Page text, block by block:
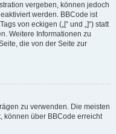
vergeben, können jedoch
werden. BBCode ist
von eckigen („[“ und „]“) statt
Weitere Informationen zu
die von der Seite zur
zu verwenden. Die meisten
können über BBCode erreicht